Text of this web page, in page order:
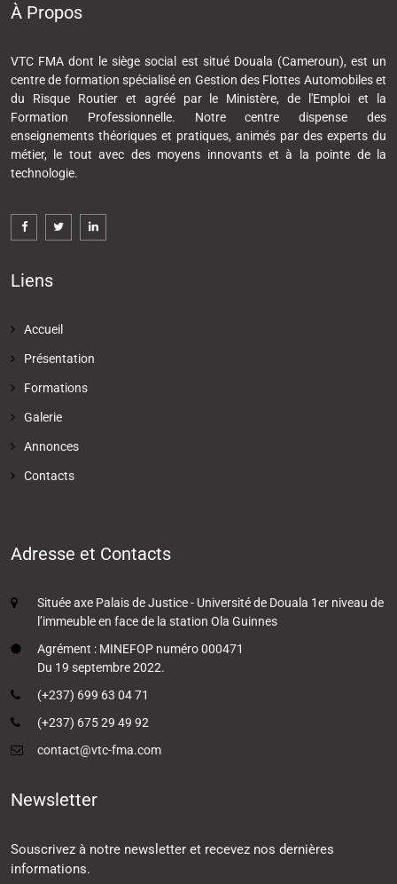
À Propos
VTC FMA dont le siège social est situé Douala (Cameroun), est un
centre de formation spécialisé en Gestion des Flottes Automobiles et
du Risque Routier et agréé par le Ministère, de l'Emploi et la
Formation Professionnelle. Notre centre dispense des
enseignements théoriques et pratiques, animés par des experts du
métier, le tout avec des moyens innovants et à la pointe de la
technologie.
Liens
Accueil
Présentation
Formations
Galerie
Annonces
Contacts
Adresse et Contacts
Située axe Palais de Justice - Université de Douala 1er niveau de
l’immeuble en face de la station Ola Guinnes
Agrément : MINEFOP numéro 000471
Du 19 septembre 2022.
(+237) 699 63 04 71
(+237) 675 29 49 92
contact@vtc-fma.com
Newsletter
Souscrivez à notre newsletter et recevez nos dernières
informations.